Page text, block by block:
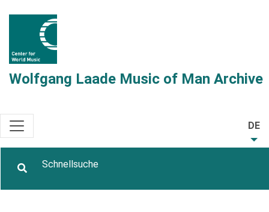
Wolfgang Laade Music of Man Archive
DE